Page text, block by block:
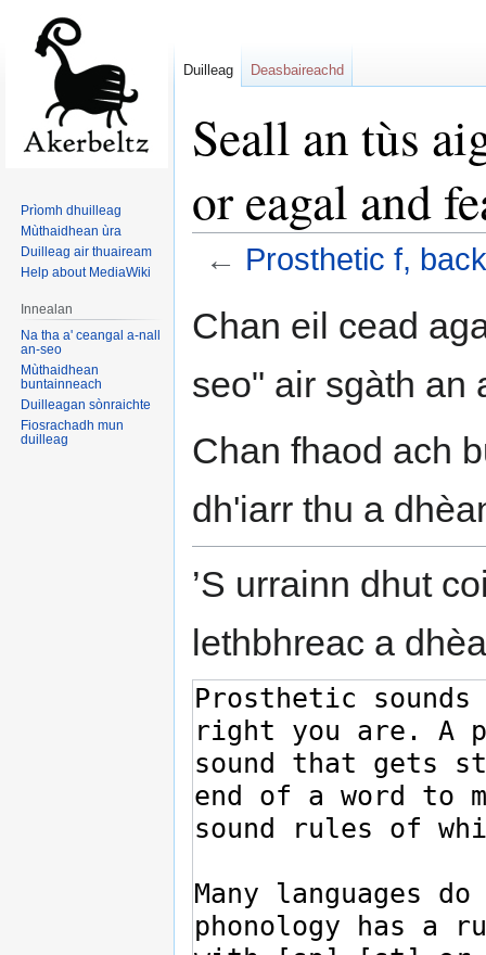
Seall an tùs
or eagal and
← Prosthetic f,
to
to
Chan eil cead
seo" air sgàth an
Chan fhaod ach
dh'iarr thu a
’S urrainn dhut
lethbhreac a
Duilleag Deasbaireachd
Prìomh dhuilleag
Mùthaidhean ùra
Duilleag air thuaiream
Help about MediaWiki
Innealan
Na tha a' ceangal a-nall
an-seo
Mùthaidhean
buntainneach
Duilleagan sònraichte
Fiosrachadh mun
duilleag